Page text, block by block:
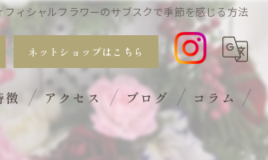
フィシャルフラワーのサブスクで季節を感じる方法
ネットショップはこちら
徴 アクセス ブログ コラム